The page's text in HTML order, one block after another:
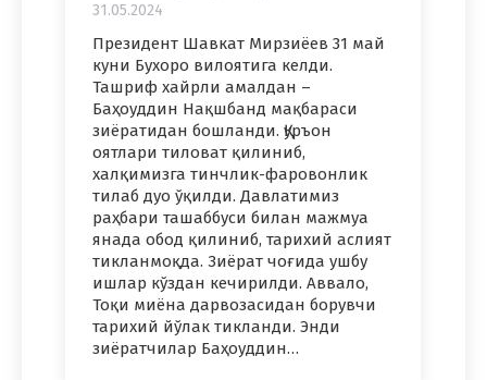
31.05.2024
Президент Шавкат Мирзиёев 31 май
куни Бухоро вилоятига келди.
Ташриф хайрли амалдан –
Баҳоуддин Нақшбанд мақбараси
зиёратидан бошланди. Қуръон
оятлари тиловат қилиниб,
халқимизга тинчлик-фаровонлик
тилаб дуо ўқилди. Давлатимиз
раҳбари ташаббуси билан мажмуа
янада обод қилиниб, тарихий аслият
тикланмоқда. Зиёрат чоғида ушбу
ишлар кўздан кечирилди. Аввало,
Тоқи миёна дарвозасидан борувчи
тарихий йўлак тикланди. Энди
зиёратчилар Баҳоуддин…